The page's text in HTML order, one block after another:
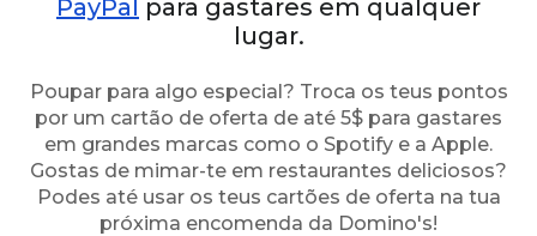
PayPal para gastares em qualquer
lugar.
Poupar para algo especial? Troca os teus pontos
por um cartão de oferta de até 5$ para gastares
em grandes marcas como o Spotify e a Apple.
Gostas de mimar-te em restaurantes deliciosos?
Podes até usar os teus cartões de oferta na tua
próxima encomenda da Domino's!